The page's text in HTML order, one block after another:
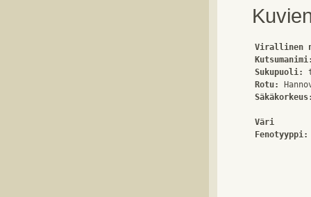
Virallinen
Sukupuoli:
Rotu:
Väri
Fenotyyppi: